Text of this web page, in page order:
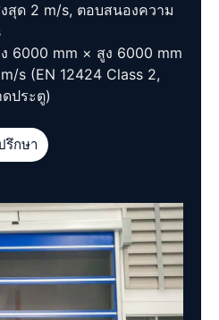
งสุด 2 m/s, ตอบสนองความ
6000 mm × สูง 6000 mm
s (EN 12424 Class 2,
ประตู)
รึกษา